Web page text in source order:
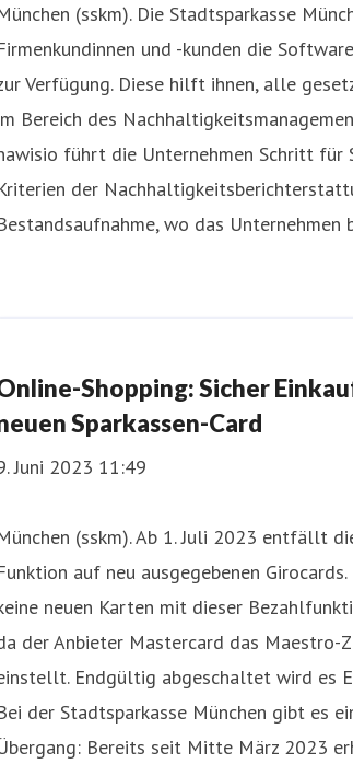
(sskm). Die Stadtsparkasse
und -kunden die
Verfügung. Diese hilft ihnen, alle
Bereich des
führt die Unternehmen Schritt für
der
wo das Unternehmen
Shopping: Sicher
Sparkassen-Card
Juni 2023 11:49
(sskm). Ab 1. Juli 2023 entfällt
auf neu ausgegebenen
neuen Karten mit dieser
der Anbieter Mastercard das Maestro-
Endgültig abgeschaltet wird es
der Stadtsparkasse München gibt es
Bereits seit Mitte März 2023